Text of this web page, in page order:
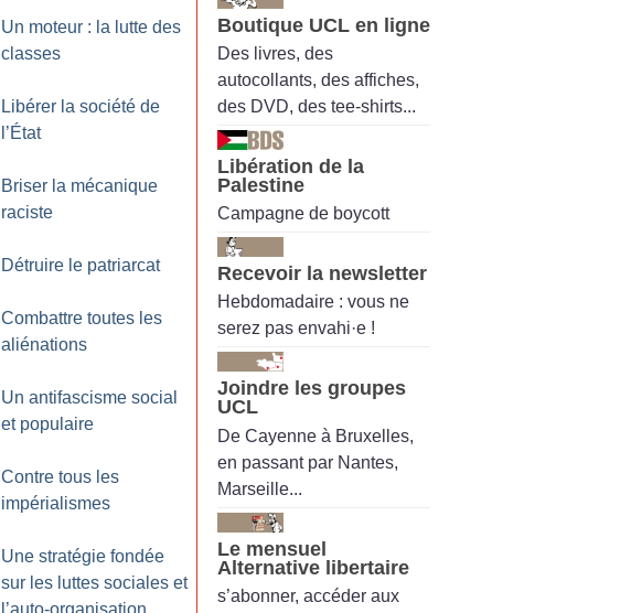
Un moteur : la lutte des
classes
Libérer la société de
l’État
Briser la mécanique
raciste
Détruire le patriarcat
Combattre toutes les
aliénations
Un antifascisme social
et populaire
Contre tous les
impérialismes
Une stratégie fondée
sur les luttes sociales et
l’auto-organisation
Boutique UCL en ligne
Des livres, des
autocollants, des affiches,
des DVD, des tee-shirts...
Libération de la
Palestine
Campagne de boycott
Recevoir la newsletter
Hebdomadaire : vous ne
serez pas envahi·e !
Joindre les groupes
UCL
De Cayenne à Bruxelles,
en passant par Nantes,
Marseille...
Le mensuel
Alternative libertaire
s’abonner, accéder aux